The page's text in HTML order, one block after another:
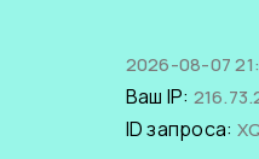
2026-08-07
Ваш IP:
ID запроса: